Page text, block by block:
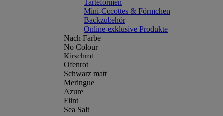
Tarteformen
Mini-Cocottes & Förmchen
Backzubehör
Online-exklusive Produkte
Nach Farbe
No Colour
Kirschrot
Ofenrot
Schwarz matt
Meringue
Azure
Flint
Sea Salt